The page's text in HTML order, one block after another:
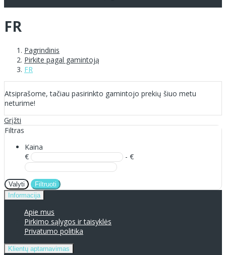
FR
Pagrindinis
Pirkite pagal gamintoją
FR
Atsiprašome, tačiau pasirinkto gamintojo prekių šiuo metu
neturime!
Grįžti
Filtras
Kaina
€
- €
Valyti
Filtruoti
Informacija
Apie mus
Pirkimo sąlygos ir taisyklės
Privatumo politika
Klientų aptarnavimas